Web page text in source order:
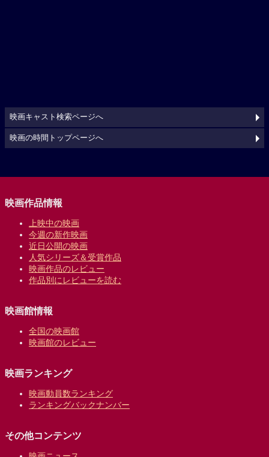
映画キャスト検索ページへ
映画の時間トップページへ
映画作品情報
上映中の映画
今週の新作映画
近日公開の映画
人気シリーズ＆受賞作品
映画作品のレビュー
作品別にレビューを読む
映画館情報
全国の映画館
映画館のレビュー
映画ランキング
映画動員数ランキング
ランキングバックナンバー
その他コンテンツ